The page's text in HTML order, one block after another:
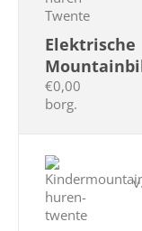
Elektrische
€0,00
borg.